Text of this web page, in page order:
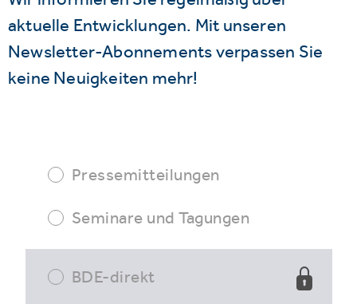
aktuelle Entwicklungen. Mit unseren
Newsletter-Abonnements verpassen Sie
keine Neuigkeiten mehr!
Pressemitteilungen
Seminare und Tagungen
BDE-direkt